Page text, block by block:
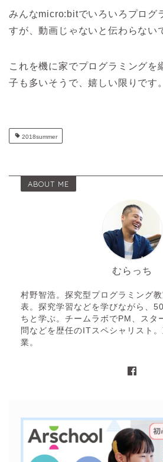
みんなmicro:bitでいろいろプログ
すが、動画じゃないと伝わらない
これを機に家でプログラミングを
子も多いそうで、嬉しい限りです。
2018summer
ABOUT ME
むらっち
村野智浩。探究型プログラミング
表。探究学習などを学びながら、
ちと学ぶ。チームラボでPM、スタ
問などを歴任のITスペシャリスト
業。